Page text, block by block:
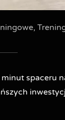
,
spaceru